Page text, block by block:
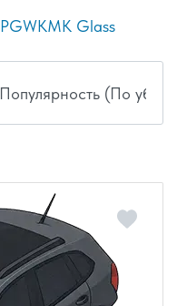
PGWКМК Glass